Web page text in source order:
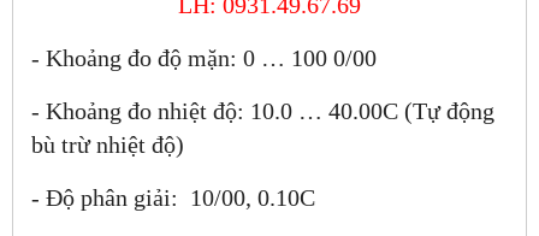
- Khoảng đo độ mặn: 0 … 100 0/00
- Khoảng đo nhiệt độ: 10.0 … 40.00C (Tự động
bù trừ nhiệt độ)
- Độ phân giải: 10/00, 0.10C